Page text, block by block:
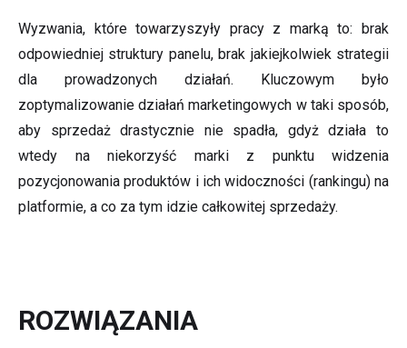
Wyzwania, które towarzyszyły pracy z marką to: brak
odpowiedniej struktury panelu, brak jakiejkolwiek strategii
dla prowadzonych działań. Kluczowym było
zoptymalizowanie działań marketingowych w taki sposób,
aby sprzedaż drastycznie nie spadła, gdyż działa to
wtedy na niekorzyść marki z punktu widzenia
pozycjonowania produktów i ich widoczności (rankingu) na
platformie, a co za tym idzie całkowitej sprzedaży.
ROZWIĄZANIA